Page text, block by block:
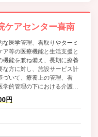
ケアセンター喜南
な医学管理、看取りやターミ
ア等の医療機能と生活支援と
機能を兼ね備え、長期に療養
な方に対し、施設サービス計
づいて、療養上の管理、看
学的管理の下における介護及
訓練、その他必要な医療並び
生活上の支援を行うことによ
所者がその有する能力に応じ
円